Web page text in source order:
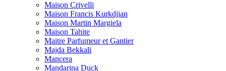
Maison Crivelli
Maison Francis Kurkdjian
Maison Martin Margiela
Maison Tahite
Maitre Parfumeur et Gantier
Majda Bekkali
Mancera
Mandarina Duck